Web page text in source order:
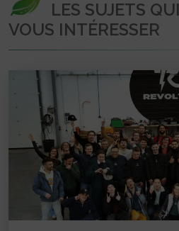
LES SUJETS
VOUS INTÉRESSER